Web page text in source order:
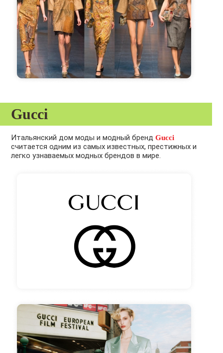
Gucci
Итальянский дом моды и модный брендGucci
считается одним из самых известных, престижных и
легко узнаваемых модных брендов в мире.